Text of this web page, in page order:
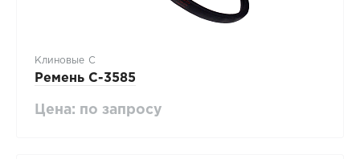
Клиновые С
Ремень C-3585
Цена: по запросу